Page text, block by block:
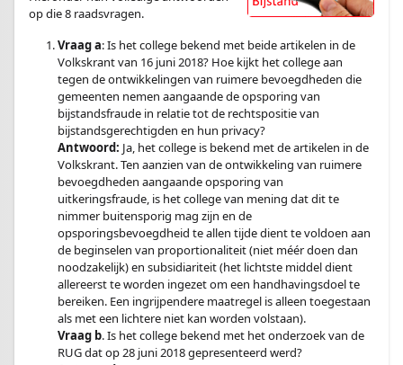
op die 8 raadsvragen.
Vraag a: Is het college bekend met beide artikelen in de
Volkskrant van 16 juni 2018? Hoe kijkt het college aan
tegen de ontwikkelingen van ruimere bevoegdheden die
gemeenten nemen aangaande de opsporing van
bijstandsfraude in relatie tot de rechtspositie van
bijstandsgerechtigden en hun privacy?
Antwoord: Ja, het college is bekend met de artikelen in de
Volkskrant. Ten aanzien van de ontwikkeling van ruimere
bevoegdheden aangaande opsporing van
uitkeringsfraude, is het college van mening dat dit te
nimmer buitensporig mag zijn en de
opsporingsbevoegdheid te allen tijde dient te voldoen aan
de beginselen van proportionaliteit (niet méér doen dan
noodzakelijk) en subsidiariteit (het lichtste middel dient
allereerst te worden ingezet om een handhavingsdoel te
bereiken. Een ingrijpendere maatregel is alleen toegestaan
als met een lichtere niet kan worden volstaan).
Vraag b. Is het college bekend met het onderzoek van de
RUG dat op 28 juni 2018 gepresenteerd werd?